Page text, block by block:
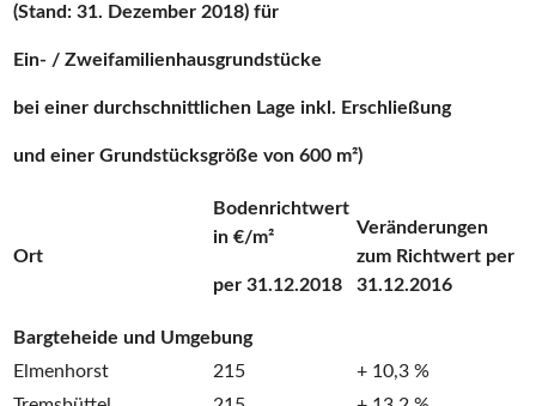
(Stand: 31. Dezember 2018) für
Ein- / Zweifamilienhausgrundstücke
bei einer durchschnittlichen Lage inkl. Erschließung
und einer Grundstücksgröße von 600 m²)
Ort
Bodenrichtwert
in €/m²
per 31.12.2018
Veränderungen
zum Richtwert per
31.12.2016
Bargteheide und Umgebung
Elmenhorst
215
+ 10,3 %